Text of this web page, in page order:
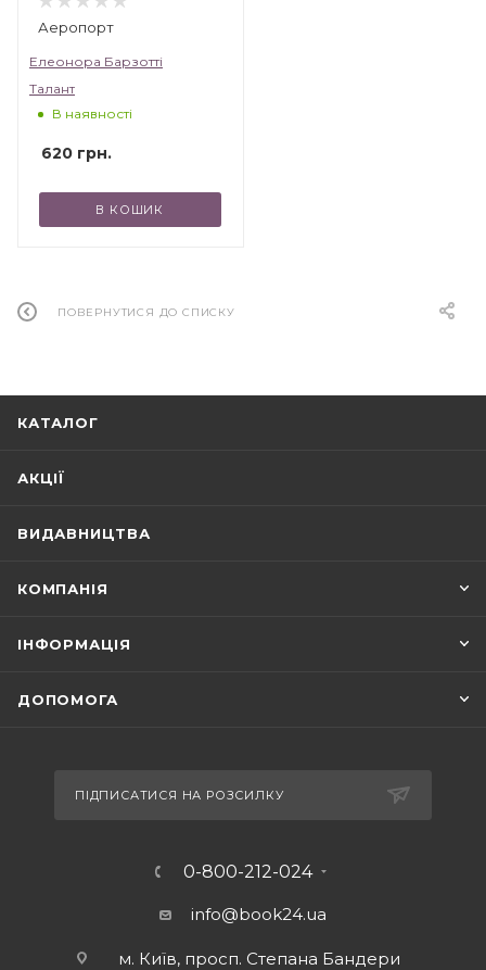
Аеропорт
Елеонора Барзотті
Талант
В наявності
620 грн.
В КОШИК
ПОВЕРНУТИСЯ ДО СПИСКУ
КАТАЛОГ
АКЦІЇ
ВИДАВНИЦТВА
КОМПАНІЯ
ІНФОРМАЦІЯ
ДОПОМОГА
ПІДПИСАТИСЯ НА РОЗСИЛКУ
0-800-212-024
info@book24.ua
м. Київ, просп. Степана Бандери